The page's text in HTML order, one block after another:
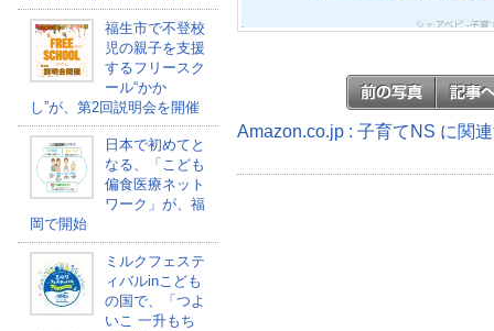
福生市で不登校
児の親子を支援
するフリースク
ール“かか
し”が、第2回説明会を開催
日本で初めてと
なる、「こども
偏食医療ネット
ワーク」が、福
岡で開始
ミルクフェステ
ィバルinこども
の国で、「つよ
いこ 一升もち
Amazon.co.jp : 子育てNS に関